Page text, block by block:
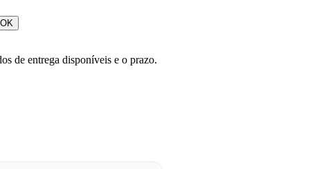
OK
de entrega disponíveis e o prazo.